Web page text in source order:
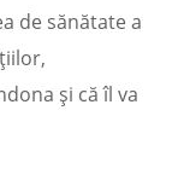
de sănătate a
și că îl va